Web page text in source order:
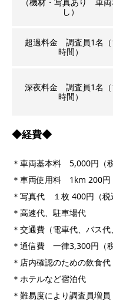
し）
超過料金 調査員1名（
時間）
深夜料金 調査員1名（
時間）
◆経費◆
＊車両基本料 5,000円（
＊車両使用料 1km 200円
＊写真代 １枚 400円（税
＊高速代、駐車場代
＊交通費（電車代、バス代
＊通信費 一律3,300円（税
＊店内確認のための飲食代
＊ホテルなど宿泊代
＊難易度により調査員増